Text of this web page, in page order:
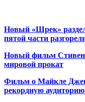
Новый «Шрек»
пятой части
Новый фильм
мировой прокат
Фильм о Майкле
рекордную